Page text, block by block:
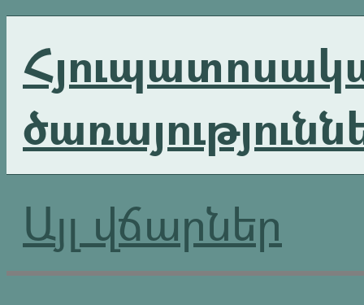
Այլ վճարներ